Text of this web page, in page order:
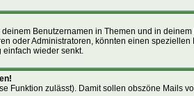
Benutzernamen in Themen und in
oder Administratoren, könnten einen
einfach wieder senkt.
Funktion zulässt). Damit sollen obszöne Mails